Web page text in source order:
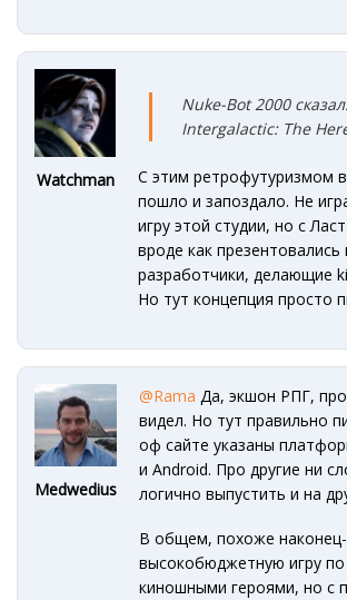
Watchman
Nuke-Bot 2000
Intergalactic: The
С этим ретрофутуризмом
пошло и запоздало. Не
игру этой студии, но с
вроде как презентовались
разработчики, делающие
Но тут концепция просто
Medwedius
@Rama Да, экшон РПГ,
видел. Но тут правильно
оф сайте указаны
и Android. Про другие ни
логично выпустить и на
В общем, похоже
высокобюджетную игру
киношными героями, но с